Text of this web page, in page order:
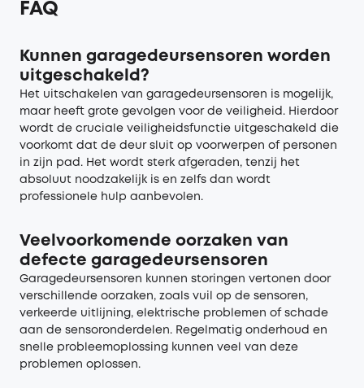
FAQ
Kunnen garagedeursensoren worden
uitgeschakeld?
Het uitschakelen van garagedeursensoren is mogelijk,
maar heeft grote gevolgen voor de veiligheid. Hierdoor
wordt de cruciale veiligheidsfunctie uitgeschakeld die
voorkomt dat de deur sluit op voorwerpen of personen
in zijn pad. Het wordt sterk afgeraden, tenzij het
absoluut noodzakelijk is en zelfs dan wordt
professionele hulp aanbevolen.
Veelvoorkomende oorzaken van
defecte garagedeursensoren
Garagedeursensoren kunnen storingen vertonen door
verschillende oorzaken, zoals vuil op de sensoren,
verkeerde uitlijning, elektrische problemen of schade
aan de sensoronderdelen. Regelmatig onderhoud en
snelle probleemoplossing kunnen veel van deze
problemen oplossen.